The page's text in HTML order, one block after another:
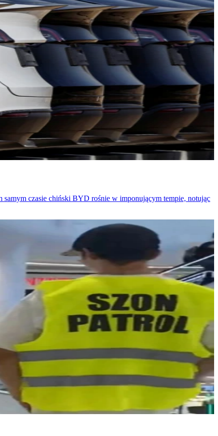
samym czasie chiński BYD rośnie w imponującym tempie, notując